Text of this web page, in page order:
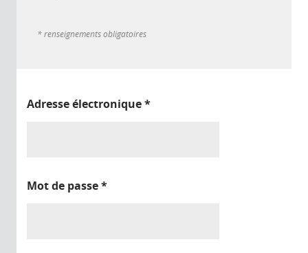
* renseignements obligatoires
Adresse électronique*
Mot de passe*